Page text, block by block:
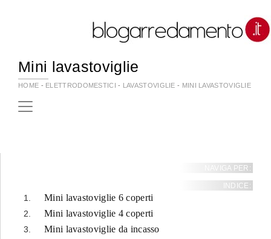
Mini lavastoviglie
HOME - ELETTRODOMESTICI - LAVASTOVIGLIE - MINI LAVASTOVIGLIE
NAVIGA PER:
INDICE:
Mini lavastoviglie 6 coperti
Mini lavastoviglie 4 coperti
Mini lavastoviglie da incasso